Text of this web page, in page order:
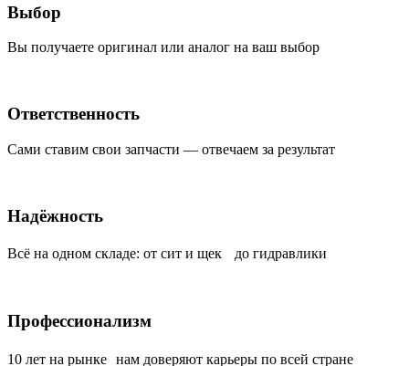
Выбор
Вы получаете оригинал или аналог на ваш выбор
Ответственность
Сами ставим свои запчасти — отвечаем за результат
Надёжность
Всё на одном складе: от сит и щек до гидравлики
Профессионализм
10 лет на рынке нам доверяют карьеры по всей стране